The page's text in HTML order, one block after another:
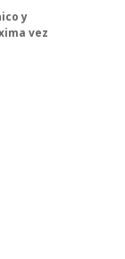
y
vez